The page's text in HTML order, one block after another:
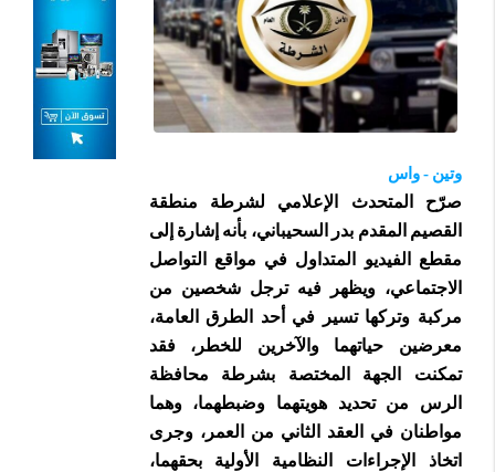
وتين - واس
صرّح المتحدث الإعلامي لشرطة منطقة
القصيم المقدم بدر السحيباني، بأنه إشارة إلى
مقطع الفيديو المتداول في مواقع التواصل
الاجتماعي، ويظهر فيه ترجل شخصين من
مركبة وتركها تسير في أحد الطرق العامة،
معرضين حياتهما والآخرين للخطر، فقد
تمكنت الجهة المختصة بشرطة محافظة
الرس من تحديد هويتهما وضبطهما، وهما
مواطنان في العقد الثاني من العمر، وجرى
اتخاذ الإجراءات النظامية الأولية بحقهما،